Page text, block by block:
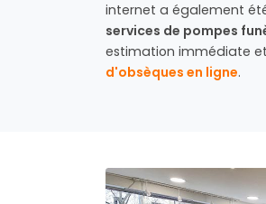
internet a également
services de pompes
estimation immédiate
d'obsèques en ligne.